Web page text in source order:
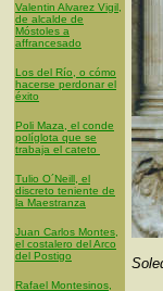
Valentin Alvarez Vigil,
de alcalde de
Móstoles a
affrancesado
Los del Río, o cómo
hacerse perdonar el
éxito
Poli Maza, el conde
políglota que se
trabaja el cateto
Tulio O´Neill, el
discreto teniente de
la Maestranza
Juan Carlos Montes,
el costalero del Arco
del Postigo
Rafael Montesinos,